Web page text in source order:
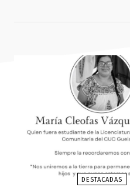
DESTACADAS